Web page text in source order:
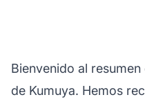
Bienvenido al
de Kumuya. Hemos